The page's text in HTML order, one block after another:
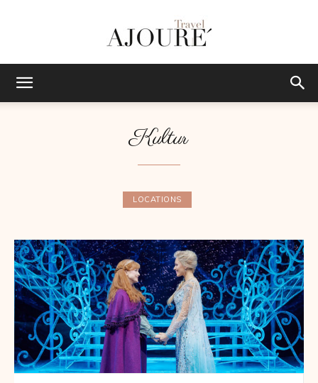
TRAVEL
|
Das
Reisemagazin
Kultur
LOCATIONS